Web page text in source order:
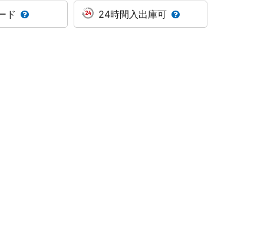
ド 24時間入出庫可